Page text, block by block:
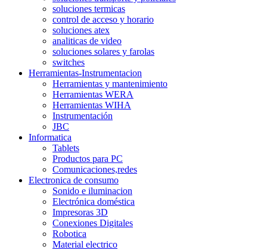
soluciones termicas
control de acceso y horario
soluciones atex
analiticas de video
soluciones solares y farolas
switches
Herramientas-Instrumentacion
Herramientas y mantenimiento
Herramientas WERA
Herramientas WIHA
Instrumentación
JBC
Informatica
Tablets
Productos para PC
Comunicaciones,redes
Electronica de consumo
Sonido e iluminacion
Electrónica doméstica
Impresoras 3D
Conexiones Digitales
Robotica
Material electrico